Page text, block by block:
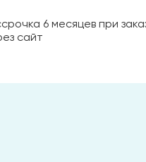
6 месяцев при
сайт